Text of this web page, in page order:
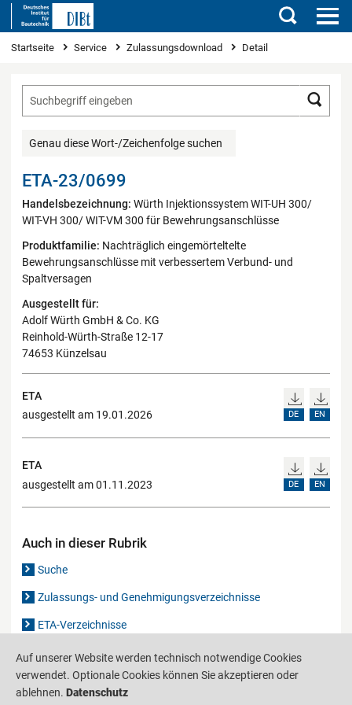
Suchen
Sie sind hier
Startseite Service Zulassungsdownload Detail
Genau diese Wort-/Zeichenfolge suchen
ETA-23/0699
Handelsbezeichnung: Würth Injektionssystem WIT-UH 300/
WIT-VH 300/ WIT-VM 300 für Bewehrungsanschlüsse
Produktfamilie: Nachträglich eingemörteltelte
Bewehrungsanschlüsse mit verbessertem Verbund- und
Spaltversagen
Ausgestellt für:
Adolf Würth GmbH & Co. KG
Reinhold-Würth-Straße 12-17
74653 Künzelsau
ETA
ausgestellt am 19.01.2026
DE EN
ETA
ausgestellt am 01.11.2023
DE EN
Auch in dieser Rubrik
Suche
Zulassungs- und Genehmigungsverzeichnisse
ETA-Verzeichnisse
Gutachten-Verzeichnis
Auf unserer Website werden technisch notwendige Cookies
verwendet. Optionale Cookies können Sie akzeptieren oder
ablehnen. Datenschutz